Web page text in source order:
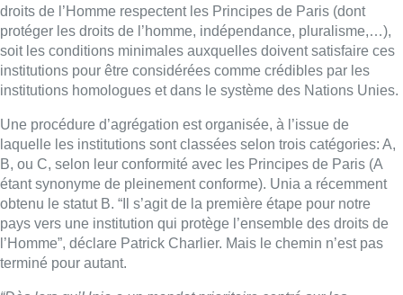
droits de l’Homme respectent les Principes de Paris (dont
protéger les droits de l’homme, indépendance, pluralisme,…),
soit les conditions minimales auxquelles doivent satisfaire ces
institutions pour être considérées comme crédibles par les
institutions homologues et dans le système des Nations Unies.
Une procédure d’agrégation est organisée, à l’issue de
laquelle les institutions sont classées selon trois catégories: A,
B, ou C, selon leur conformité avec les Principes de Paris (A
étant synonyme de pleinement conforme). Unia a récemment
obtenu le statut B. “Il s’agit de la première étape pour notre
pays vers une institution qui protège l’ensemble des droits de
l’Homme”, déclare Patrick Charlier. Mais le chemin n’est pas
terminé pour autant.